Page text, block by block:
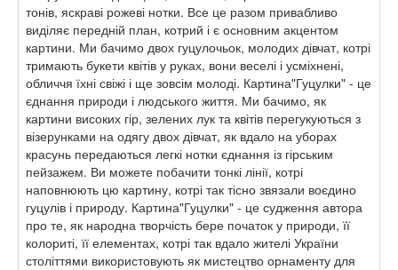
тонів, яскраві рожеві нотки. Все це разом привабливо
виділяє передній план, котрий і є основним акцентом
картини. Ми бачимо двох гуцулочьок, молодих дівчат, котрі
тримають букети квітів у руках, вони веселі і усміхнені,
обличчя їхні свіжі і ще зовсім молоді. Картина"Гуцулки" - це
єднання природи і людського життя. Ми бачимо, як
картини високих гір, зелених лук та квітів перегукуються з
візерунками на одягу двох дівчат, як вдало на уборах
красунь передаються легкі нотки єднання із гірським
пейзажем. Ви можете побачити тонкі лінії, котрі
наповнюють цю картину, котрі так тісно звязали воєдино
гуцулів і природу. Картина"Гуцулки" - це судження автора
про те, як народна творчість бере початок у природи, її
колориті, її елементах, котрі так вдало жителі України
століттями використовують як мистецтво орнаменту для